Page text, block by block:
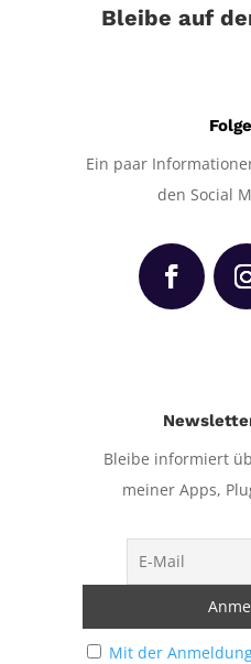
Bleibe auf
Ein paar
den Social
Bleibe informiert
meiner Apps,
Mit der